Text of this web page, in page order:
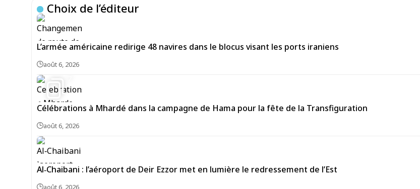
Choix de l’éditeur
L’armée américaine redirige 48 navires dans le blocus visant les ports iraniens
août 6, 2026
Célébrations à Mhardé dans la campagne de Hama pour la fête de la Transfiguration
août 6, 2026
Al‑Chaibani : l’aéroport de Deir Ezzor met en lumière le redressement de l’Est
août 6, 2026